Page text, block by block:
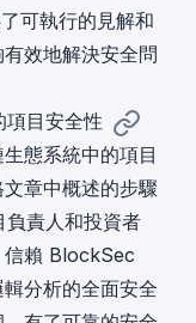
可執行的見解和
效地解決安全問
目安全性
態系統中的項目
章中概述的步驟
責人和投資者
信賴 BlockSec
分析的全面安全